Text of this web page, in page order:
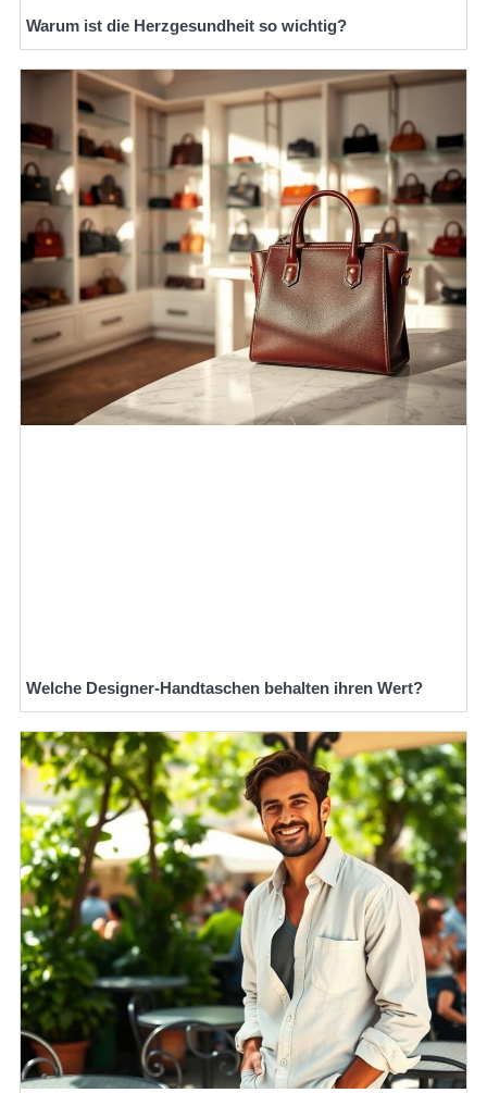
Warum ist die Herzgesundheit so wichtig?
Welche Designer-Handtaschen behalten ihren Wert?